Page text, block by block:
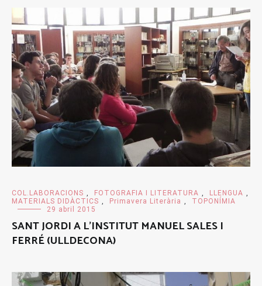
COL.LABORACIONS FOTOGRAFIA I LITERATURA LLENGUA
MATERIALS DIDÀCTICS
Primavera Literària
TOPONÍMIA
29 abril 2015
SANT JORDI A L’INSTITUT MANUEL SALES I
FERRÉ (ULLDECONA)